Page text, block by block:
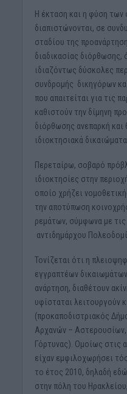
Η έκταση και η φύση
διαπιστώνονται, σε
σταδίου της
διαδικασίας
ιδιαζόντως δύσκολες
συνδρομής δικηγόρων
που απαιτείται για τις
καθιστούν την δίμηνη
διόρθωσης ανεπαρκή και
ιδιοκτησιακά
Περεταίρω, σοβαρό
ιδιοκτησίες στην
οποίο χρήζει
την αποτύπωση
ρεμάτων, σύμφωνα με
αντιδημάρχου
Τονίζεται ότι η
εγγραπτέων
ανάρτηση, διαθέτουν
υφίσταται λειτουργούν
(προκαποδιστριακός
Αρχανών –
Γόρτυνας). Ομοίως στις
είχαν εμφιλοχωρήσει
το έτος 2010, δηλαδή
στην πόλη του